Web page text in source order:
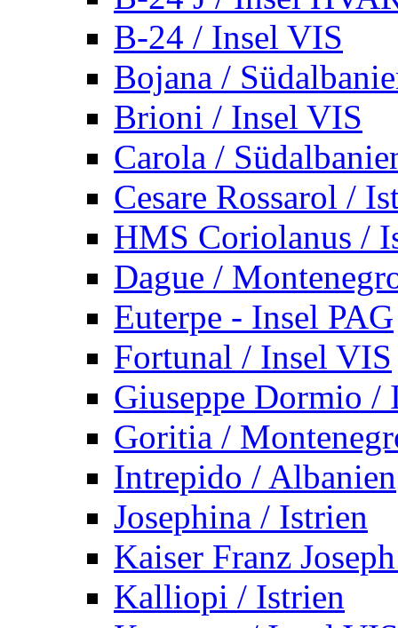
B-24 / Insel VIS
Bojana /
Brioni / Insel VIS
Carola /
Cesare Rossarol /
HMS Coriolanus /
Dague /
Euterpe - Insel PAG
Fortunal / Insel VIS
Giuseppe Dormio /
Goritia /
Intrepido / Albanien
Josephina / Istrien
Kaiser Franz
Kalliopi / Istrien